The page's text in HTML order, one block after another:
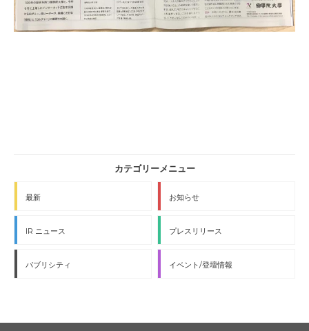
最新 お知らせ
IR ニュース プレスリリース
パブリシティ イベント/登壇情報